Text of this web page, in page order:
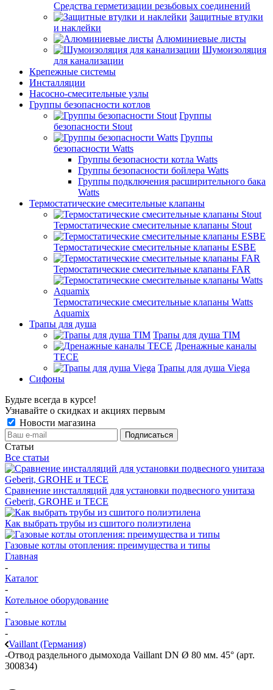
Средства герметизации резьбовых соединений
Защитные втулки
и наклейки
Алюминиевые листы
Шумоизоляция
для канализации
Крепежные системы
Инсталляции
Насосно-смесительные узлы
Группы безопасности котлов
Группы
безопасности Stout
Группы
безопасности Watts
Группы безопасности котла Watts
Группы безопасности бойлера Watts
Группы подключения расширительного бака
Watts
Термостатические смесительные клапаны
Термостатические смесительные клапаны Stout
Термостатические смесительные клапаны ESBE
Термостатические смесительные клапаны FAR
Термостатические смесительные клапаны Watts
Aquamix
Трапы для душа
Трапы для душа TIM
Дренажные каналы
TECE
Трапы для душа Viega
Сифоны
Будьте всегда в курсе!
Узнавайте о скидках и акциях первым
Новости магазина
Статьи
Все статьи
Сравнение инсталляций для установки подвесного унитаза
Geberit, GROHE и TECE
Как выбрать трубы из сшитого полиэтилена
Газовые котлы отопления: преимущества и типы
Главная
-
Каталог
-
Котельное оборудование
-
Газовые котлы
-
Vaillant (Германия)
-Отвод раздельного дымохода Vaillant DN Ø 80 мм. 45° (арт.
300834)